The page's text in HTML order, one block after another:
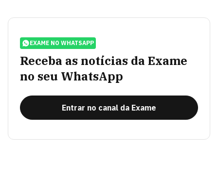
EXAME NO WHATSAPP
Receba as notícias da Exame
no seu WhatsApp
Entrar no canal da Exame